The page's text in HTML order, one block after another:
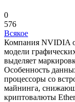
0
576
Всякое
Компания NVIDIA
модели
выделяет
Особенность
процессоры со
майнинга,
криптовалюты